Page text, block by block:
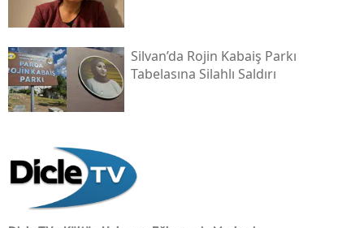
Silvan’da Rojin Kabaiş Parkı
Tabelasına Silahlı Saldırı